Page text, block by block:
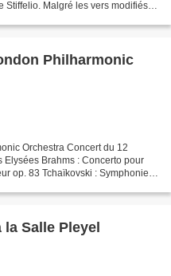
Stiffelio. Malgré les vers modifiés
Philharmonic
Orchestra Concert du 12
Brahms : Concerto pour
op. 83 Tchaïkovski : Symphonie
Salle Pleyel